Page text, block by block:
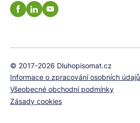
© 2017-2026 Dluhopisomat.cz
Informace o zpracování osobních údajů
Všeobecné obchodní podmínky
Zásady cookies